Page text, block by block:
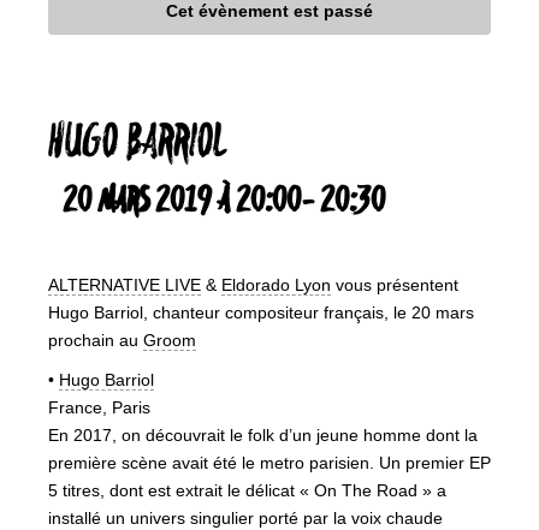
Cet évènement est passé
HUGO BARRIOL
20 MARS 2019 À 20:00-20:30
ALTERNATIVE LIVE & Eldorado Lyon vous présentent
Hugo Barriol, chanteur compositeur français, le 20 mars
prochain au Groom
• Hugo Barriol
France, Paris
En 2017, on découvrait le folk d’un jeune homme dont la
première scène avait été le metro parisien. Un premier EP
5 titres, dont est extrait le délicat « On The Road » a
installé un univers singulier porté par la voix chaude